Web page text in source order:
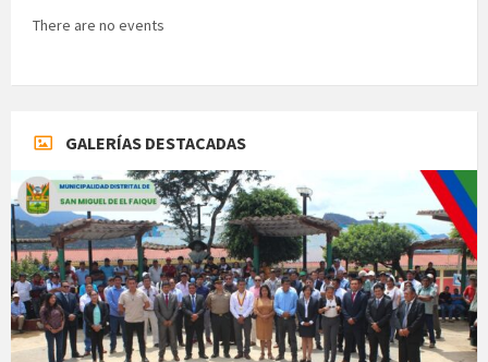
There are no events
GALERÍAS DESTACADAS